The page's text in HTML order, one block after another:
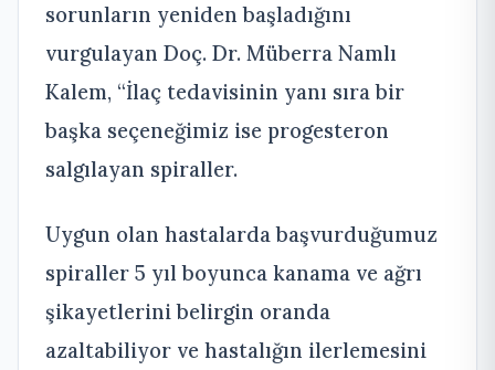
sorunların yeniden başladığını
vurgulayan Doç. Dr. Müberra Namlı
Kalem, “İlaç tedavisinin yanı sıra bir
başka seçeneğimiz ise progesteron
salgılayan spiraller.
Uygun olan hastalarda başvurduğumuz
spiraller 5 yıl boyunca kanama ve ağrı
şikayetlerini belirgin oranda
azaltabiliyor ve hastalığın ilerlemesini